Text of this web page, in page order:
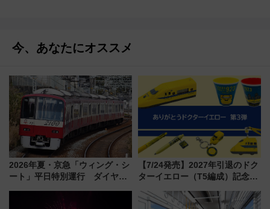
今、あなたにオススメ
2026年夏・京急「ウィング・シ
ート」平日特別運行 ダイヤ・
三浦海岸を堪能できるお出かけ
【7/24発売】2027年引退のドク
ターイエロー（T5編成）記念グ
送の目覚まし時計など通販・販